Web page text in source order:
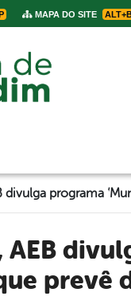
MAPA DO SITE